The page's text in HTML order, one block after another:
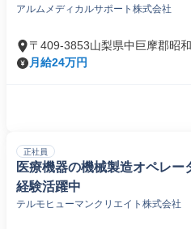
アルムメディカルサポート株式会社
〒409-3853山梨県中巨摩郡昭
月給24万円
正社員
医療機器の機械製造オペレ
経験活躍中
テルモヒューマンクリエイト株式会社